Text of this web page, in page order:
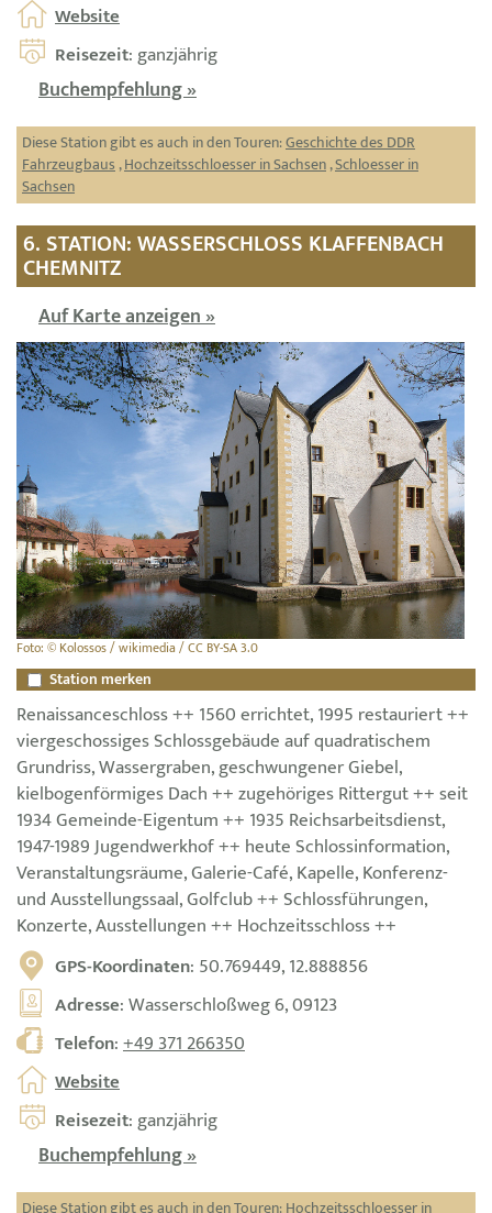
Website
Reisezeit: ganzjährig
Buchempfehlung »
Diese Station gibt es auch in den Touren:Geschichte des DDR
Fahrzeugbaus,Hochzeitsschloesser in Sachsen,Schloesser in
Sachsen
6. STATION: WASSERSCHLOSS KLAFFENBACH C
HEMNITZ
Auf Karte anzeigen »
Foto: © Kolossos / wikimedia / CC BY-SA 3.0
Station merken
Renaissanceschloss ++ 1560 errichtet, 1995 restauriert ++
viergeschossiges Schlossgebäude auf quadratischem
Grundriss, Wassergraben, geschwungener Giebel,
kielbogenförmiges Dach ++ zugehöriges Rittergut ++ seit
1934 Gemeinde-Eigentum ++ 1935 Reichsarbeitsdienst,
1947-1989 Jugendwerkhof ++ heute Schlossinformation,
Veranstaltungsräume, Galerie-Café, Kapelle, Konferenz-
und Ausstellungssaal, Golfclub ++ Schlossführungen,
Konzerte, Ausstellungen ++ Hochzeitsschloss ++
GPS-Koordinaten: 50.769449, 12.888856
Adresse: Wasserschloßweg 6, 09123
Telefon:+49 371 266350
Website
Reisezeit: ganzjährig
Buchempfehlung »
Diese Station gibt es auch in den Touren:Hochzeitsschloesser in